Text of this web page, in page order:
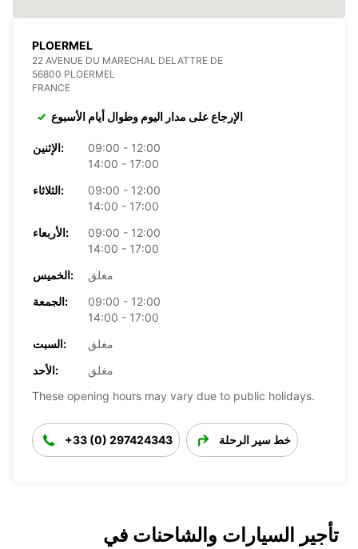
PLOERMEL
22 AVENUE DU MARECHAL DELATTRE DE
56800 PLOERMEL
FRANCE
الإرجاع على مدار اليوم وطوال أيام الأسبوع
الإثنين:
09:00 - 12:00
14:00 - 17:00
الثلاثاء:
09:00 - 12:00
14:00 - 17:00
الأربعاء:
09:00 - 12:00
14:00 - 17:00
الخميس:
مغلق
الجمعة:
09:00 - 12:00
14:00 - 17:00
السبت:
مغلق
الأحد:
مغلق
These opening hours may vary due to public holidays.
+33 (0) 297424343 خط سير الرحلة
تأجير السيارات والشاحنات في